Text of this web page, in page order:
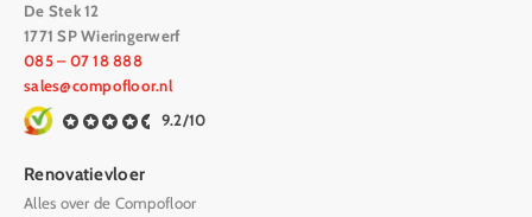
De Stek 12
1771 SP Wieringerwerf
085 – 07 18 888
sales@compofloor.nl
9.2/10
Renovatievloer
Alles over de Compofloor